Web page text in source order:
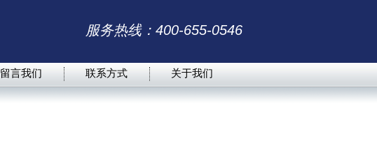
留言我们 联系方式 关于我们
服务热线：400-655-0546